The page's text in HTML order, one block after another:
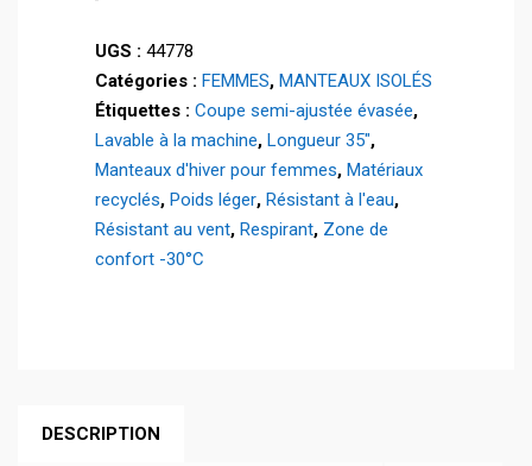
ROCKIES
-
44778
UGS : 44778
Catégories : FEMMES, MANTEAUX ISOLÉS
Étiquettes : Coupe semi-ajustée évasée,
Lavable à la machine, Longueur 35",
Manteaux d'hiver pour femmes, Matériaux
recyclés, Poids léger, Résistant à l'eau,
Résistant au vent, Respirant, Zone de
confort -30°C
DESCRIPTION